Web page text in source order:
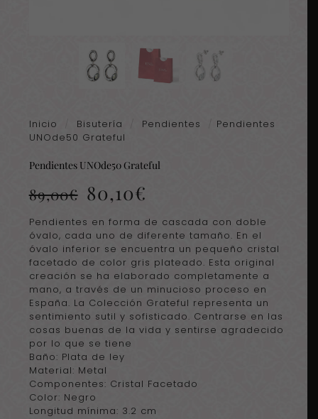
Inicio Bisutería Pendientes
Pendientes
UNOde50 Grateful
Pendientes UNOde50 Grateful
89,00€ El
precio
original
era:
89,00€.
80,10€
actual
es:
80,10€.
Pendientes en forma de cascada con doble
óvalo, cada uno de diferente tamaño. En el
óvalo inferior se encuentra un pequeño cristal
facetado de color gris plateado. Esta original
creación se ha elaborado completamente a
mano, a través de un minucioso proceso en
España. La Colección Grateful representa un
sentimiento sutil y sofisticado. Centrarse en las
cosas buenas de la vida y sentirse agradecido
por lo que se tiene
Baño: Plata de ley
Material: Metal
Componentes: Cristal Facetado
Color: Negro
Longitud mínima: 3.2 cm